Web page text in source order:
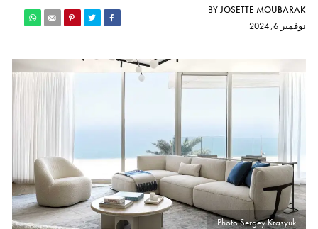
BYJOSETTE MOUBARAK
نوفمبر 6, 2024
Photo Sergey Krasyuk